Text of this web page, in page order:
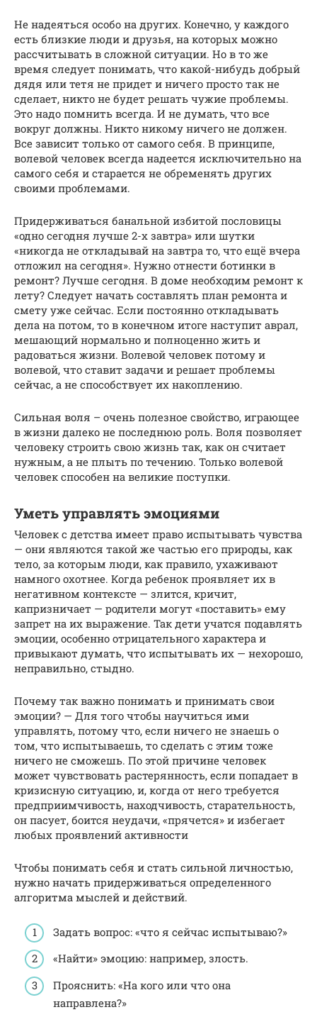
Не надеяться особо на других. Конечно, у каждого
есть близкие люди и друзья, на которых можно
рассчитывать в сложной ситуации. Но в то же
время следует понимать, что какой-нибудь добрый
дядя или тетя не придет и ничего просто так не
сделает, никто не будет решать чужие проблемы.
Это надо помнить всегда. И не думать, что все
вокруг должны. Никто никому ничего не должен.
Все зависит только от самого себя. В принципе,
волевой человек всегда надеется исключительно на
самого себя и старается не обременять других
своими проблемами.
Придерживаться банальной избитой пословицы
«одно сегодня лучше 2-х завтра» или шутки
«никогда не откладывай на завтра то, что ещё вчера
отложил на сегодня». Нужно отнести ботинки в
ремонт? Лучше сегодня. В доме необходим ремонт к
лету? Следует начать составлять план ремонта и
смету уже сейчас. Если постоянно откладывать
дела на потом, то в конечном итоге наступит аврал,
мешающий нормально и полноценно жить и
радоваться жизни. Волевой человек потому и
волевой, что ставит задачи и решает проблемы
сейчас, а не способствует их накоплению.
Сильная воля – очень полезное свойство, играющее
в жизни далеко не последнюю роль. Воля позволяет
человеку строить свою жизнь так, как он считает
нужным, а не плыть по течению. Только волевой
человек способен на великие поступки.
Уметь управлять эмоциями
Человек с детства имеет право испытывать чувства
— они являются такой же частью его природы, как
тело, за которым люди, как правило, ухаживают
намного охотнее. Когда ребенок проявляет их в
негативном контексте — злится, кричит,
капризничает — родители могут «поставить» ему
запрет на их выражение. Так дети учатся подавлять
эмоции, особенно отрицательного характера и
привыкают думать, что испытывать их — нехорошо,
неправильно, стыдно.
Почему так важно понимать и принимать свои
эмоции? — Для того чтобы научиться ими
управлять, потому что, если ничего не знаешь о
том, что испытываешь, то сделать с этим тоже
ничего не сможешь. По этой причине человек
может чувствовать растерянность, если попадает в
кризисную ситуацию, и, когда от него требуется
предприимчивость, находчивость, старательность,
он пасует, боится неудачи, «прячется» и избегает
любых проявлений активности
Чтобы понимать себя и стать сильной личностью,
нужно начать придерживаться определенного
алгоритма мыслей и действий.
Задать вопрос: «что я сейчас испытываю?»
«Найти» эмоцию: например, злость.
Прояснить: «На кого или что она
направлена?»